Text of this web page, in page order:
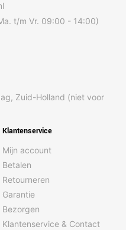
t/m Vr. 09:00 - 14:00)
Zuid-Holland (niet voor
Klantenservice
Mijn account
Betalen
Retourneren
Garantie
Bezorgen
Klantenservice & Contact